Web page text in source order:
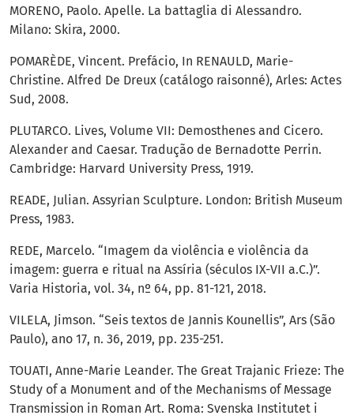
MORENO, Paolo. Apelle. La battaglia di Alessandro.
Milano: Skira, 2000.
POMARÈDE, Vincent. Prefácio, In RENAULD, Marie-
Christine. Alfred De Dreux (catálogo raisonné), Arles: Actes
Sud, 2008.
PLUTARCO. Lives, Volume VII: Demosthenes and Cicero.
Alexander and Caesar. Tradução de Bernadotte Perrin.
Cambridge: Harvard University Press, 1919.
READE, Julian. Assyrian Sculpture. London: British Museum
Press, 1983.
REDE, Marcelo. “Imagem da violência e violência da
imagem: guerra e ritual na Assíria (séculos IX-VII a.C.)”.
Varia Historia, vol. 34, nº 64, pp. 81-121, 2018.
VILELA, Jimson. “Seis textos de Jannis Kounellis”, Ars (São
Paulo), ano 17, n. 36, 2019, pp. 235-251.
TOUATI, Anne-Marie Leander. The Great Trajanic Frieze: The
Study of a Monument and of the Mechanisms of Message
Transmission in Roman Art. Roma: Svenska Institutet i